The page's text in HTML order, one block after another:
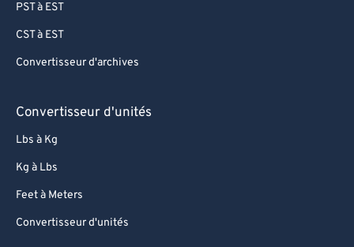
PST à EST
CST à EST
Convertisseur d'archives
Convertisseur d'unités
Lbs à Kg
Kg à Lbs
Feet à Meters
Convertisseur d'unités